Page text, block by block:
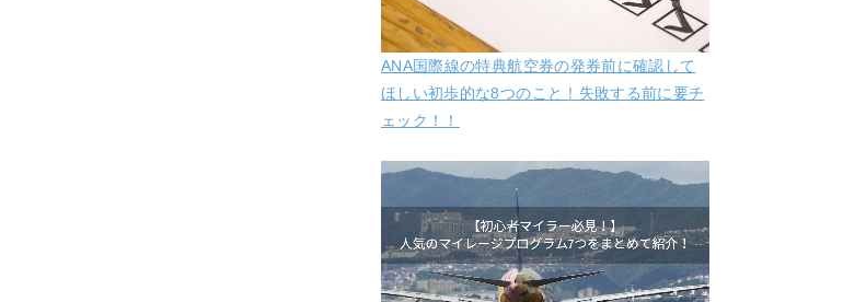
ANA国際線の特典航空券の発券前に確認して
ほしい初歩的な8つのこと！失敗する前に要チ
ェック！！